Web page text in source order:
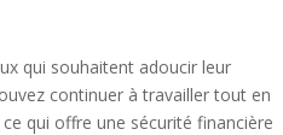
qui souhaitent adoucir leur
continuer à travailler tout en
qui offre une sécurité financière